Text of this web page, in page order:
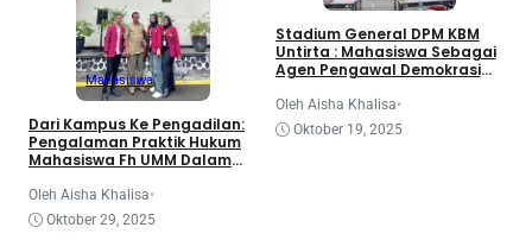
Mahasiswa
Dari Kampus Ke Pengadilan:
Pengalaman Praktik Hukum
Mahasiswa Fh UMM Dalam
Oleh Aisha Khalisa•
Oktober 29, 2025
Stadium General DPM KBM
Untirta : Mahasiswa Sebagai
Agen Pengawal Demokrasi
Nasional
Oleh Aisha Khalisa•
Oktober 19, 2025